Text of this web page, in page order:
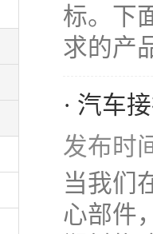
标。下
求的产
· 汽车
发布时
当我们
心部件